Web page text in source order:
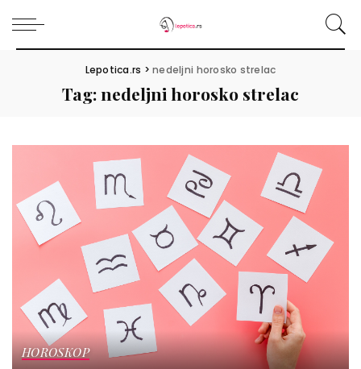
Lepotica.rs >nedeljni horosko strelac
Tag:nedeljni horosko strelac
HOROSKOP